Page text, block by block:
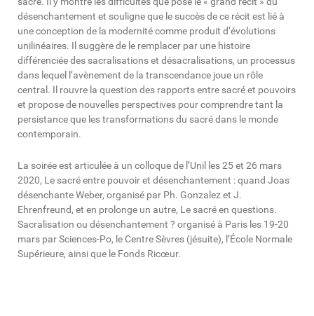
désenchantement et souligne que le succès de ce récit est lié à
une conception de la modernité comme produit d’évolutions
unilinéaires. Il suggère de le remplacer par une histoire
différenciée des sacralisations et désacralisations, un processus
dans lequel l’avènement de la transcendance joue un rôle
central. Il rouvre la question des rapports entre sacré et pouvoirs
et propose de nouvelles perspectives pour comprendre tant la
persistance que les transformations du sacré dans le monde
contemporain.
La soirée est articulée à un colloque de l’Unil les 25 et 26 mars
2020, Le sacré entre pouvoir et désenchantement : quand Joas
désenchante Weber, organisé par Ph. Gonzalez et J.
Ehrenfreund, et en prolonge un autre, Le sacré en questions.
Sacralisation ou désenchantement ? organisé à Paris les 19-20
mars par Sciences-Po, le Centre Sèvres (jésuite), l’École Normale
Supérieure, ainsi que le Fonds Ricœur.